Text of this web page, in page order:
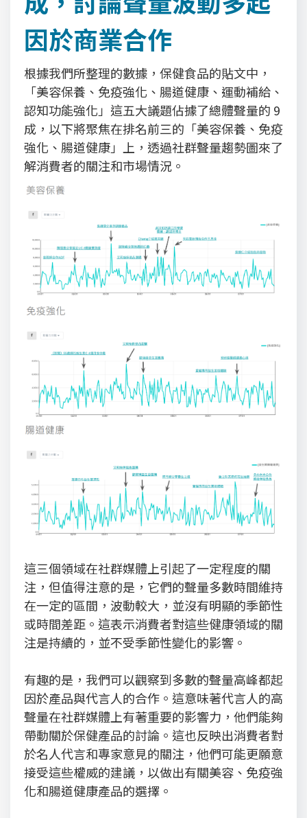
因於商業合作
根據我們所整理的數據，保健食品的貼文中，
「美容保養、免疫強化、腸道健康、運動補給、
認知功能強化」這五大議題佔據了總體聲量的 9
成，以下將聚焦在排名前三的「美容保養、免疫
強化、腸道健康」上，透過社群聲量趨勢圖來了
解消費者的關注和市場情況。
這三個領域在社群媒體上引起了一定程度的關
注，但值得注意的是，它們的聲量多數時間維持
在一定的區間，波動較大，並沒有明顯的季節性
或時間差距。這表示消費者對這些健康領域的關
注是持續的，並不受季節性變化的影響。
有趣的是，我們可以觀察到多數的聲量高峰都起
因於產品與代言人的合作。這意味著代言人的高
聲量在社群媒體上有著重要的影響力，他們能夠
帶動關於保健產品的討論。這也反映出消費者對
於名人代言和專家意見的關注，他們可能更願意
接受這些權威的建議，以做出有關美容、免疫強
化和腸道健康產品的選擇。